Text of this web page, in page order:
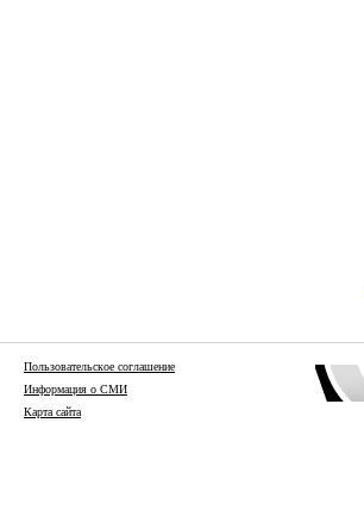
Пользовательское соглашение
Информация о СМИ
Карта сайта